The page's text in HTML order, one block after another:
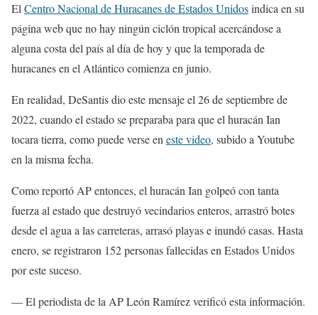
ElCentro Nacional de Huracanes de Estados Unidosindica en su
página web que no hay ningún ciclón tropical acercándose a
alguna costa del país al día de hoy y que la temporada de
huracanes en el Atlántico comienza en junio.
En realidad, DeSantis dio este mensaje el 26 de septiembre de
2022, cuando el estado se preparaba para que el huracán Ian
tocara tierra, como puede verse eneste video, subido a Youtube
en la misma fecha.
Como reportó AP entonces, el huracán Ian golpeó con tanta
fuerza al estado que destruyó vecindarios enteros, arrastró botes
desde el agua a las carreteras, arrasó playas e inundó casas. Hasta
enero, se registraron 152 personas fallecidas en Estados Unidos
por este suceso.
— El periodista de la AP León Ramírez verificó esta información.